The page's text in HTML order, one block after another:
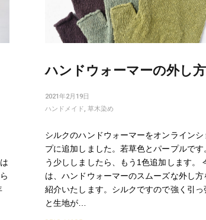
ハンドウォーマーの外し方
2021年2月19日
ハンドメイド, 草木染め
シルクのハンドウォーマーをオンラインシ
プに追加しました。若草色とパープルです
う少ししましたら、もう1色追加します。
は、ハンドウォーマーのスムーズな外し方
紹介いたします。シルクですので強く引っ
と生地が…